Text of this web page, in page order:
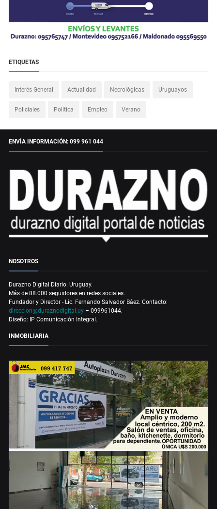
ETIQUETAS
Interés General Actualidad Necrológicas Uruguayos
Policiales Política Empleo Verano
ENVÍA INFORMACIÓN: 099 961 044
NOSOTROS
Durazno Digital Diario. Uruguay.
Más de 88.000 seguidores en redes sociales.
Fundador y Director - Lic. Fernando Salvador Báez. Contacto:
direccion@duraznodigital.uy – 099961044.
Diseño: IP Comunicación Integral.
INMOBILIARIA